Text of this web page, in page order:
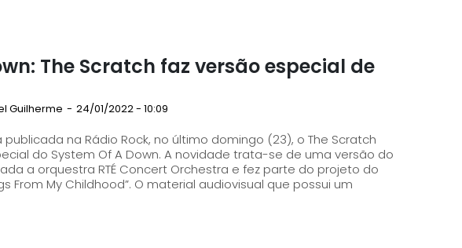
The Scratch faz versão especial de
Guilherme - 24/01/2022 - 10:09
na Rádio Rock, no último domingo (23), o The Scratch
do System Of A Down. A novidade trata-se de uma versão do
a orquestra RTÉ Concert Orchestra e fez parte do projeto do
O material audiovisual que possui um